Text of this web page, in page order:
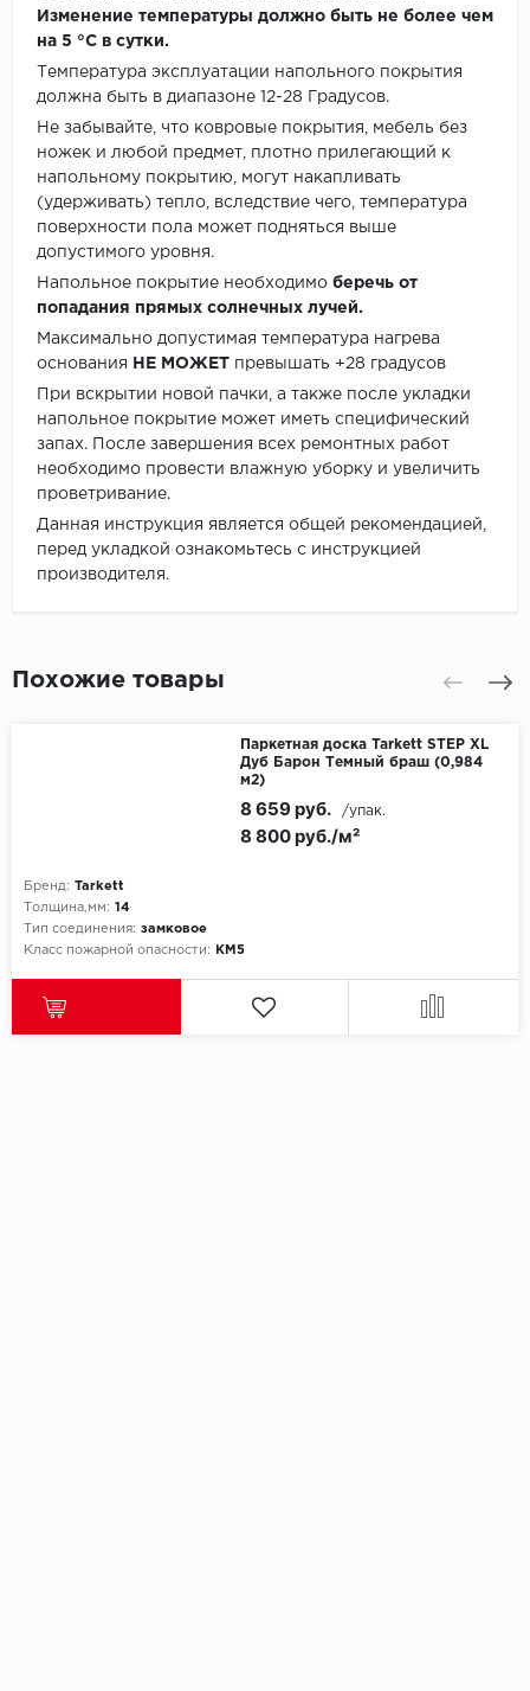
Изменение температуры должно быть не более чем
на 5 °C в сутки.
Температура эксплуатации напольного покрытия
должна быть в диапазоне 12-28 Градусов.
Не забывайте, что ковровые покрытия, мебель без
ножек и любой предмет, плотно прилегающий к
напольному покрытию, могут накапливать
(удерживать) тепло, вследствие чего, температура
поверхности пола может подняться выше
допустимого уровня.
Напольное покрытие необходимо беречь от
попадания прямых солнечных лучей.
Максимально допустимая температура нагрева
основания
НЕ МОЖЕТ превышать +28 градусов
При вскрытии новой пачки, а также после укладки
напольное покрытие может иметь специфический
запах. После завершения всех ремонтных работ
необходимо провести влажную уборку и увеличить
проветривание.
Данная инструкция является общей рекомендацией,
перед укладкой ознакомьтесь с инструкцией
производителя.
Похожие товары
Паркетная доска Tarkett STEP XL
Дуб Барон Темный браш (0,984
м2)
Бренд: Tarkett
Толщина,мм: 14
Тип соединения: замковое
Класс пожарной опасности:
КМ5
8 800 руб./м²
8 659 руб. /упак.